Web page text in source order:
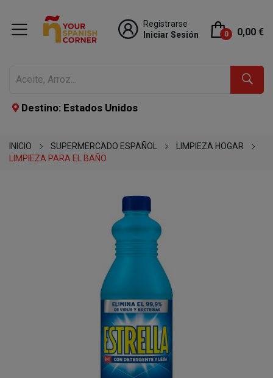
Registrarse
Iniciar Sesión
0 0,00 €
Destino: Estados Unidos
INICIO SUPERMERCADO ESPAÑOL
LIMPIEZA HOGAR
LIMPIEZA PARA EL BAÑO